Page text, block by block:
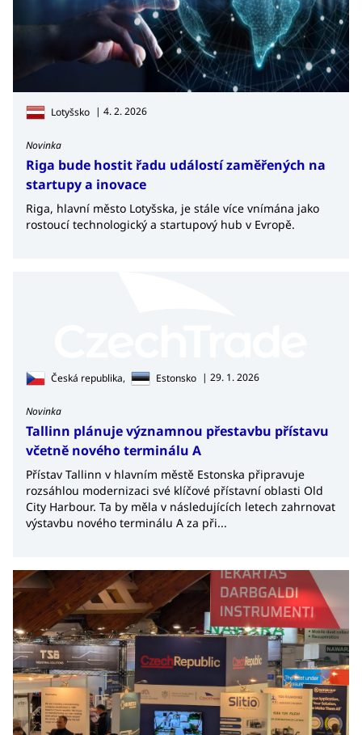
Lotyšsko | 4. 2. 2026
Novinka
Riga bude hostit řadu událostí zaměřených na
startupy a inovace
Riga, hlavní město Lotyšska, je stále více vnímána jako
rostoucí technologický a startupový hub v Evropě.
Česká republika, Estonsko | 29. 1. 2026
Novinka
Tallinn plánuje významnou přestavbu přístavu
včetně nového terminálu A
Přístav Tallinn v hlavním městě Estonska připravuje
rozsáhlou modernizaci své klíčové přístavní oblasti Old
City Harbour. Ta by měla v následujících letech zahrnovat
výstavbu nového terminálu A za při...